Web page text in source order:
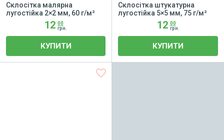
Склосітка малярна
лугостійка 2×2 мм, 60 г/м²
12 00
грн.
КУПИТИ
Склосітка штукатурна
лугостійка 5×5 мм, 75 г/м²
12 00
грн.
КУПИТИ
favorite_border